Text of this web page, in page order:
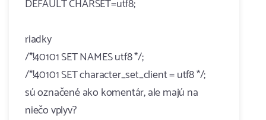
DEFAULT CHARSET=utf8;
riadky
/*!40101 SET NAMES utf8 */;
/*!40101 SET character_set_client = utf8 */;
sú označené ako komentár, ale majú na
niečo vplyv?